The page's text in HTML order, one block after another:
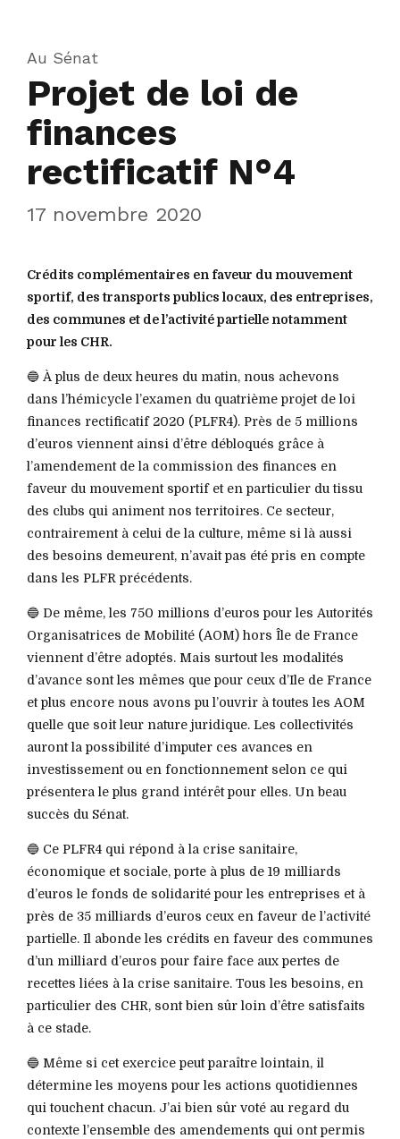
Au Sénat
Projet de loi de
finances
rectificatif N°4
17 novembre 2020
Crédits complémentaires en faveur du mouvement
sportif, des transports publics locaux, des entreprises,
des communes et de l’activité partielle notamment
pour les CHR.
🔵 À plus de deux heures du matin, nous achevons
dans l’hémicycle l’examen du quatrième projet de loi
finances rectificatif 2020 (PLFR4). Près de 5 millions
d’euros viennent ainsi d’être débloqués grâce à
l’amendement de la commission des finances en
faveur du mouvement sportif et en particulier du tissu
des clubs qui animent nos territoires. Ce secteur,
contrairement à celui de la culture, même si là aussi
des besoins demeurent, n’avait pas été pris en compte
dans les PLFR précédents.
🔵 De même, les 750 millions d’euros pour les Autorités
Organisatrices de Mobilité (AOM) hors Île de France
viennent d’être adoptés. Mais surtout les modalités
d’avance sont les mêmes que pour ceux d’Ile de France
et plus encore nous avons pu l’ouvrir à toutes les AOM
quelle que soit leur nature juridique. Les collectivités
auront la possibilité d’imputer ces avances en
investissement ou en fonctionnement selon ce qui
présentera le plus grand intérêt pour elles. Un beau
succès du Sénat.
🔵 Ce PLFR4 qui répond à la crise sanitaire,
économique et sociale, porte à plus de 19 milliards
d’euros le fonds de solidarité pour les entreprises et à
près de 35 milliards d’euros ceux en faveur de l’activité
partielle. Il abonde les crédits en faveur des communes
d’un milliard d’euros pour faire face aux pertes de
recettes liées à la crise sanitaire. Tous les besoins, en
particulier des CHR, sont bien sûr loin d’être satisfaits
à ce stade.
🔵 Même si cet exercice peut paraître lointain, il
détermine les moyens pour les actions quotidiennes
qui touchent chacun. J’ai bien sûr voté au regard du
contexte l’ensemble des amendements qui ont permis